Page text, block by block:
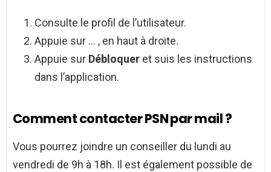
Consulte le profil de l’utilisateur.
Appuie sur … , en haut à droite.
Appuie sur Débloquer et suis les instructions
dans l’application.
Comment contacter PSN par mail ?
Vous pourrez joindre un conseiller du lundi au
vendredi de 9h à 18h. Il est également possible de